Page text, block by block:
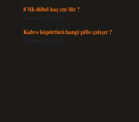
8’lik dübel kaç cm’dir ?
Temmuz 24, 2026
Kahve köpürtücü hangi pille çalışır ?
Temmuz 23, 2026